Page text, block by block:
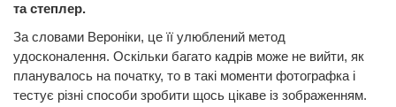
та степлер.
За словами Вероніки, це її улюблений метод
удосконалення. Оскільки багато кадрів може не вийти, як
планувалось на початку, то в такі моменти фотографка і
тестує різні способи зробити щось цікаве із зображенням.